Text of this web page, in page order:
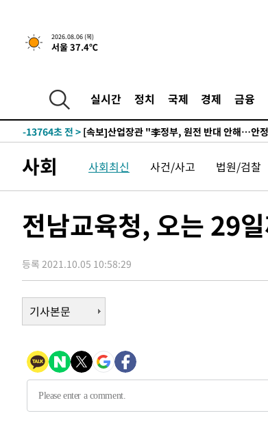
2026.08.06 (목)
서울 37.4℃
실시간 정치 국제 경제 금융
-25028초 전 >손흥민, 5경기 연속골 실패…LAFC는 승부차기
-17629초 전 > 내일까지 39도 '펄펄'…기상청 "태풍 지나며 폭
-17244초 전 >
"美간섭에 합의 지연"…트럼프, '이란 호르무
-13764초 전 >
-12461초 전 > [속보]경찰, '홍명보 선임 논란' 대한축구협회·
상
-11641초 전 >
[속보]코스피 매도사이드카 발동…4%대 급락
-10913초 전 >[속보]전남광주 초대 시민추천 부시장에 백승
-7041초 전 > [속보]코스닥, 2.15포인트(0.27%) 내린
-3471초 전 >6월 경상수지 497.3억 달러…두 달 연속 사상 최대
-3422초 전 >서울 낮 39도 '폭염중대경보'…40도 관측 가능
-784초 전 >
1시간 전 >[속보] 호르무즈 해협 이란-오만 협상 기대속 뉴욕증
-30539초 전 >[속보]코스피, 301.88포인트(4.58%) 내린
-30404초 전 >[속보]원·달러 환율, 0.7원 내린 1423.8원 마
-28003초 전 > "여기 떨어졌다"…다누리, 스페이스X 로켓 달
사회 사회최신 사건/사고 법원/검찰
전남교육청, 오는 29
등록 2021.10.05 10:58:29
기사본문